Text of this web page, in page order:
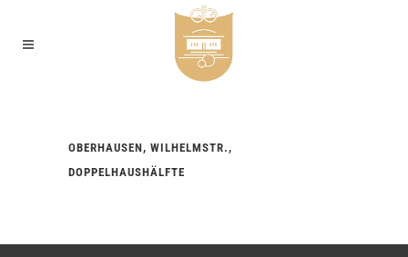
OBERHAUSEN, WILHELMSTR.,
DOPPELHAUSHÄLFTE